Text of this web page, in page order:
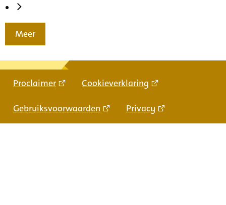
Meer
Proclaimer Cookieverklaring
Gebruiksvoorwaarden Privacy